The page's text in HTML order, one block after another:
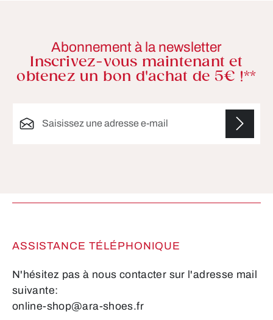
Abonnement à la newsletter
Inscrivez-vous maintenant et
obtenez un bon d'achat de 5€ !**
ASSISTANCE TÉLÉPHONIQUE
N'hésitez pas à nous contacter sur l'adresse mail
suivante:
online-shop@ara-shoes.fr